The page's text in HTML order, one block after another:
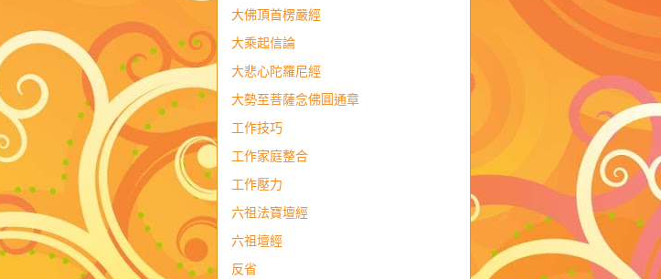
大佛頂首楞嚴經
大乘起信論
大悲心陀羅尼經
大勢至菩薩念佛圓通章
工作技巧
工作家庭整合
工作壓力
六祖法寶壇經
六祖壇經
反省